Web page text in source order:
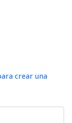
crear una